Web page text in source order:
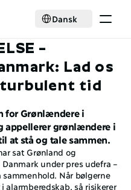
Select Language
Dansk
–
Lad os
turbulent tid
for Grønlændere i
appellerer grønlændere i
at stå og tale sammen.
sat Grønland og
under pres udefra –
Når bølgerne
alarmberedskab, så risikerer